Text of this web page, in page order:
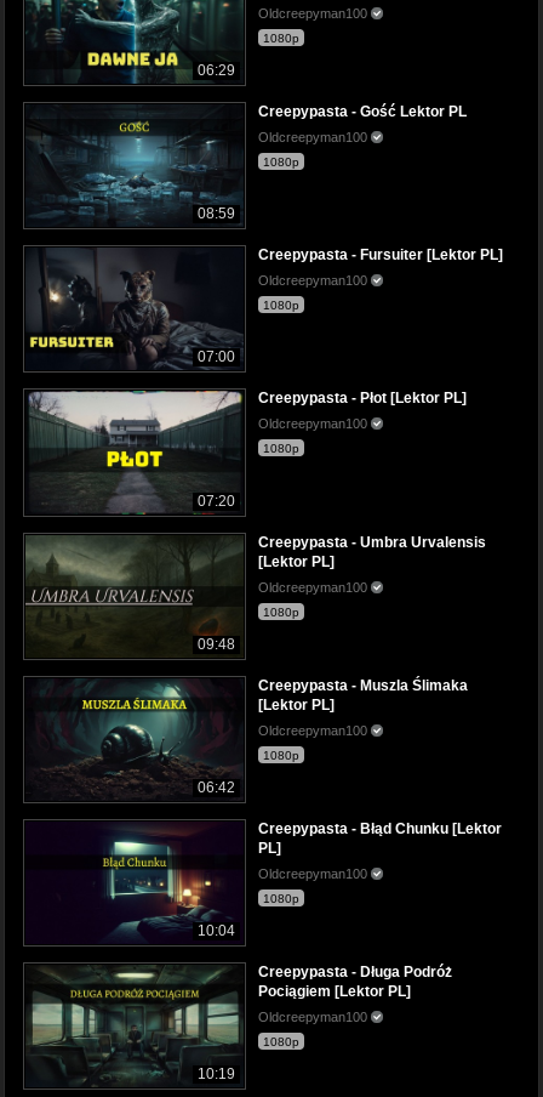
06:29
Oldcreepyman100
1080p
08:59
Creepypasta - Gość Lektor PL
Oldcreepyman100
1080p
07:00
Creepypasta - Fursuiter [Lektor PL]
Oldcreepyman100
1080p
07:20
Creepypasta - Płot [Lektor PL]
Oldcreepyman100
1080p
09:48
Creepypasta - Umbra Urvalensis
[Lektor PL]
Oldcreepyman100
1080p
06:42
Creepypasta - Muszla Ślimaka
[Lektor PL]
Oldcreepyman100
1080p
10:04
Creepypasta - Błąd Chunku [Lektor
PL]
Oldcreepyman100
1080p
10:19
Creepypasta - Długa Podróż
Pociągiem [Lektor PL]
Oldcreepyman100
1080p